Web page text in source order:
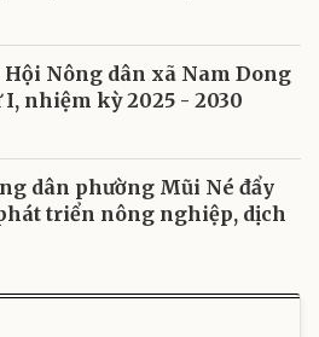
Nông dân xã Nam Dong
nhiệm kỳ 2025 - 2030
dân phường Mũi Né đẩy
triển nông nghiệp, dịch